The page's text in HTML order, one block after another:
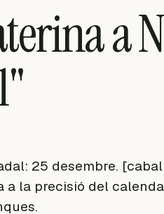
a
25 desembre.
a la precisió del